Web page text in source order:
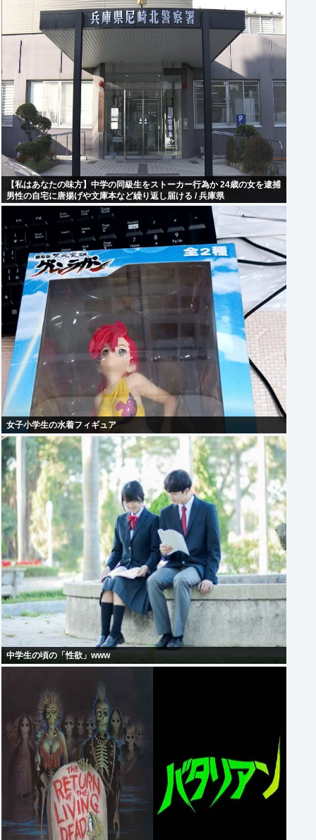
【私はあなたの味方】中学の同級生をストーカー行為か 24歳の女を逮捕
男性の自宅に唐揚げや文庫本など繰り返し届ける / 兵庫県
女子小学生の水着フィギュア
中学生の頃の「性欲」www